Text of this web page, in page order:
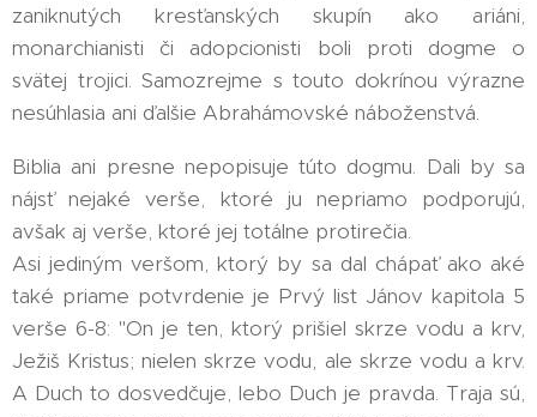
zaniknutých kresťanských skupín ako ariáni,
monarchianisti či adopcionisti boli proti dogme o
svätej trojici. Samozrejme s touto dokrínou výrazne
nesúhlasia ani ďalšie Abrahámovské náboženstvá.
Biblia ani presne nepopisuje túto dogmu. Dali by sa
nájsť nejaké verše, ktoré ju nepriamo podporujú,
avšak aj verše, ktoré jej totálne protirečia.
Asi jediným veršom, ktorý by sa dal chápať ako aké
také priame potvrdenie je Prvý list Jánov kapitola 5
verše 6-8: "On je ten, ktorý prišiel skrze vodu a krv,
Ježiš Kristus; nielen skrze vodu, ale skrze vodu a krv.
A Duch to dosvedčuje, lebo Duch je pravda. Traja sú,